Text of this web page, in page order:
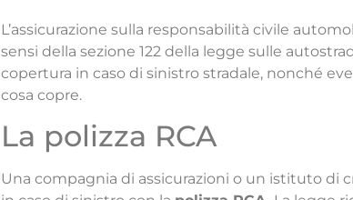
L’assicurazione sulla responsabilità civile
sensi della sezione 122 della legge sulle
copertura in caso di sinistro stradale, nonché
cosa copre.
La polizza RCA
Una compagnia di assicurazioni o un istituto di